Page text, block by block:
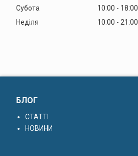
Субота
10:00
18:00
Неділя
10:00 21:00
БЛОГ
СТАТТІ
НОВИНИ